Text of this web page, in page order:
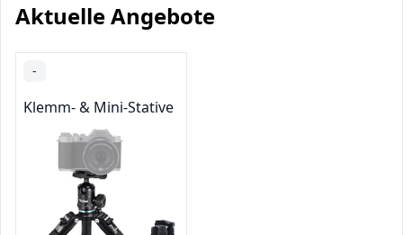
Aktuelle Angebote
-
Klemm- & Mini-Stative